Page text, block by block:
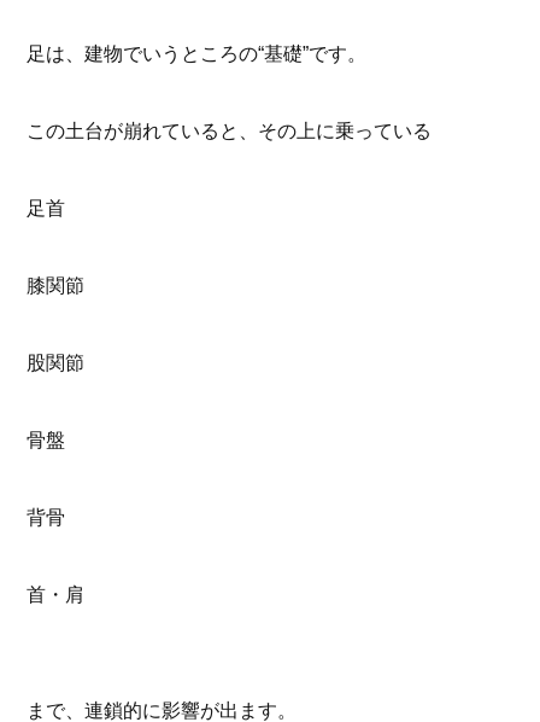
足は、建物でいうところの“基礎”です。
この土台が崩れていると、その上に乗っている
足首
膝関節
股関節
骨盤
背骨
首・肩
まで、連鎖的に影響が出ます。